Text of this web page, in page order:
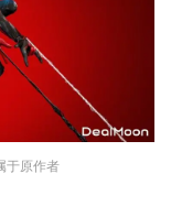
于原作者